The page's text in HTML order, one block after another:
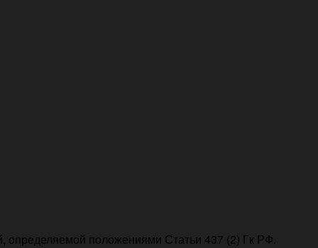
определяемой положениями Статьи 437 (2) Гк РФ.